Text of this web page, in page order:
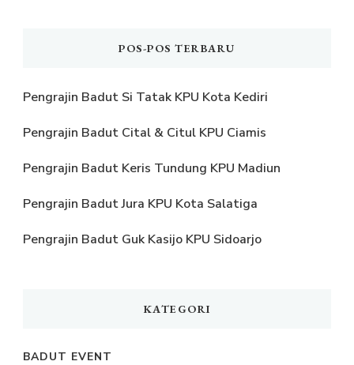
POS-POS TERBARU
Pengrajin Badut Si Tatak KPU Kota Kediri
Pengrajin Badut Cital & Citul KPU Ciamis
Pengrajin Badut Keris Tundung KPU Madiun
Pengrajin Badut Jura KPU Kota Salatiga
Pengrajin Badut Guk Kasijo KPU Sidoarjo
KATEGORI
BADUT EVENT